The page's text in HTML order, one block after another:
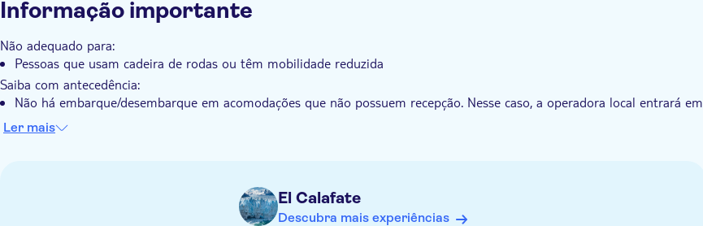
Informação importante
Não adequado para:
Pessoas que usam cadeira de rodas ou têm mobilidade reduzida
Saiba com antecedência:
Não há embarque/desembarque em acomodações que não possuem recepção. Nesse caso, a operadora local entrará em
contato com você após a reserva para marcar um ponto de encontro próximo.
Um documento de identidade válido ou uma cópia do seu passaporte
Ler mais
El Calafate
Descubra mais experiências